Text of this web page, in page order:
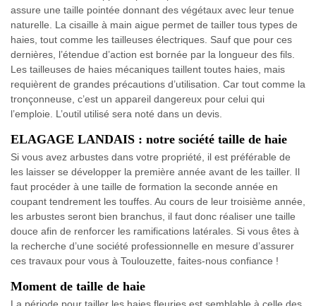
assure une taille pointée donnant des végétaux avec leur tenue
naturelle. La cisaille à main aigue permet de tailler tous types de
haies, tout comme les tailleuses électriques. Sauf que pour ces
dernières, l’étendue d’action est bornée par la longueur des fils.
Les tailleuses de haies mécaniques taillent toutes haies, mais
requièrent de grandes précautions d’utilisation. Car tout comme la
tronçonneuse, c’est un appareil dangereux pour celui qui
l’emploie. L’outil utilisé sera noté dans un devis.
ELAGAGE LANDAIS : notre société taille de haie
Si vous avez arbustes dans votre propriété, il est préférable de
les laisser se développer la première année avant de les tailler. Il
faut procéder à une taille de formation la seconde année en
coupant tendrement les touffes. Au cours de leur troisième année,
les arbustes seront bien branchus, il faut donc réaliser une taille
douce afin de renforcer les ramifications latérales. Si vous êtes à
la recherche d’une société professionnelle en mesure d’assurer
ces travaux pour vous à Toulouzette, faites-nous confiance !
Moment de taille de haie